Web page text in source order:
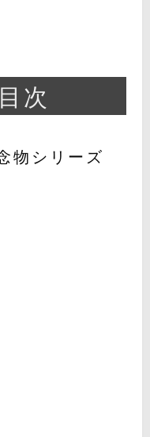
次
物シリーズ